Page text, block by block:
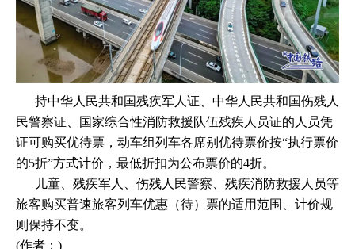
持中华人民共和国残疾军人证、中华人民共和国伤残人
民警察证、国家综合性消防救援队伍残疾人员证的人员凭
证可购买优待票，动车组列车各席别优待票价按“执行票价
的5折”方式计价，最低折扣为公布票价的4折。
儿童、残疾军人、伤残人民警察、残疾消防救援人员等
旅客购买普速旅客列车优惠（待）票的适用范围、计价规
则保持不变。
(作者：)